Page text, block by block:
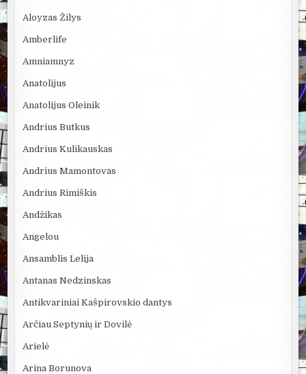
Aloyzas Žilys
Amberlife
Amniamnyz
Anatolijus
Anatolijus Oleinik
Andrius Butkus
Andrius Kulikauskas
Andrius Mamontovas
Andrius Rimiškis
Andžikas
Angelou
Ansamblis Lelija
Antanas Nedzinskas
Antikvariniai Kašpirovskio dantys
Arčiau Septynių ir Dovilė
Arielė
Arina Borunova